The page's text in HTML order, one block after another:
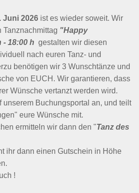
Juni 2026 ist es wieder soweit. Wir
Tanznachmittag "Happy
- 18:00 h gestalten wir diesen
nach euren Tanz- und
benötigen wir 3 Wunschtänze und
von EUCH. Wir garantieren, dass
Wünsche vertanzt werden wird.
unserem Buchungsportal an, und teilt
eure Wünsche mit.
ermitteln wir dann den "Tanz des
ihr dann einen Gutschein in Höhe
!